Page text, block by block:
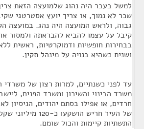
למשל בעבר היה נהוג שלמועצה הזאת
שכר לא נמוך, או צריך יועץ אסטרטגי
גבוה, ולראש המועצה היה נהג. במועצה
קיבל על עצמו להביא להבראתה ולמסור
בבחירות חופשיות ודמוקרטיות, ראשית
ושנית כשהיא בנויה על מינהל תקין.
עד לפני כשנתיים, למרות רצון של
משרד הבינוי והשיכון ומשרד הפנים,
חרדים, או אפילו בסתם יהודים, הניסיון
של העיר חריש
התשתיות קיימות והכול שומם.